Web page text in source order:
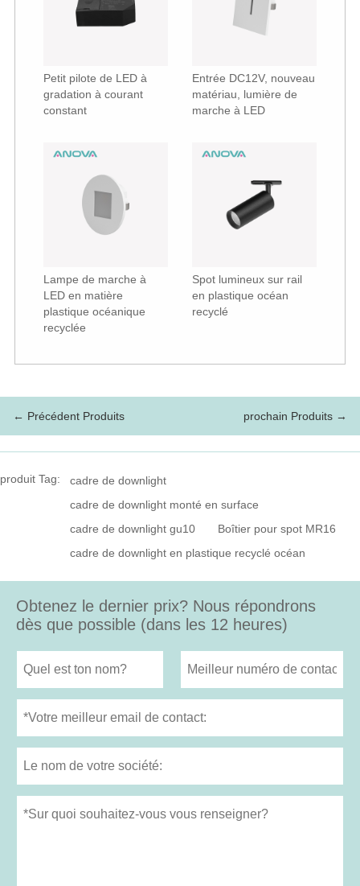
Petit pilote de LED à
gradation à courant
constant
Entrée DC12V, nouveau
matériau, lumière de
marche à LED
Lampe de marche à
LED en matière
plastique océanique
recyclée
Spot lumineux sur rail
en plastique océan
recyclé
← Précédent Produits prochain Produits →
produit Tag:
cadre de downlight
cadre de downlight monté en surface
cadre de downlight gu10
Boîtier pour spot MR16
cadre de downlight en plastique recyclé océan
Obtenez le dernier prix? Nous répondrons
dès que possible (dans les 12 heures)